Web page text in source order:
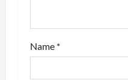
Name *